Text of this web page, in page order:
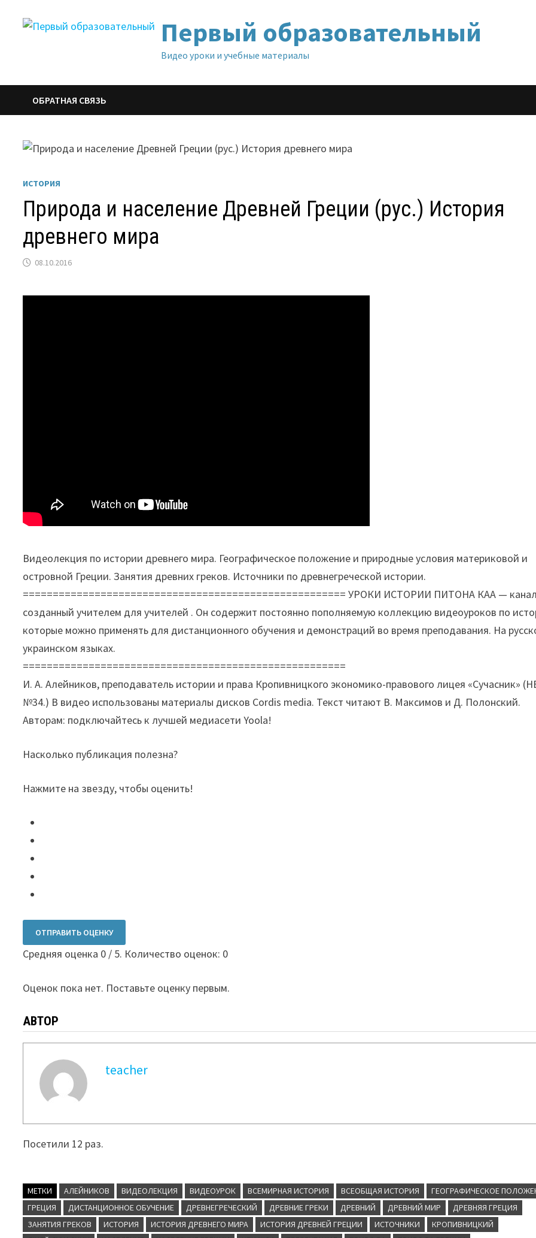
Первый образовательный
Видео уроки и учебные материалы
ОБРАТНАЯ СВЯЗЬ
ИСТОРИЯ
Природа и население Древней Греции (рус.) История
древнего мира
08.10.2016
Видеолекция по истории древнего мира. Географическое положение и природные условия материковой и
островной Греции. Занятия древних греков. Источники по древнегреческой истории.
====================================================== УРОКИ ИСТОРИИ ПИТОНА КАА —
созданный учителем для учителей . Он содержит постоянно пополняемую коллекцию видеоуроков по
которые можно применять для дистанционного обучения и демонстраций во время преподавания. На
украинском языках.
======================================================
И. А. Алейников, преподаватель истории и права Кропивницкого экономико-правового лицея «Сучасник»
№34.) В видео использованы материалы дисков Cordis media. Текст читают В. Максимов и Д. Полонский.
Авторам: подключайтесь к лучшей медиасети Yoola!
Насколько публикация полезна?
Нажмите на звезду, чтобы оценить!
ОТПРАВИТЬ ОЦЕНКУ
Средняя оценка 0 / 5. Количество оценок: 0
Оценок пока нет. Поставьте оценку первым.
АВТОР
teacher
Посетили 12 раз.
МЕТКИ АЛЕЙНИКОВ ВИДЕОЛЕКЦИЯ ВИДЕОУРОК ВСЕМИРНАЯ ИСТОРИЯ ВСЕОБЩАЯ ИСТОРИЯ
ГЕОГРАФИЧЕСКОЕ
ГРЕЦИЯ
ДИСТАНЦИОННОЕ ОБУЧЕНИЕ ДРЕВНЕГРЕЧЕСКИЙ ДРЕВНИЕ ГРЕКИ ДРЕВНИЙ ДРЕВНИЙ МИР
ДРЕВНЯЯ ГРЕЦИЯ
ЗАНЯТИЯ ГРЕКОВ
ИСТОРИЯ ИСТОРИЯ ДРЕВНЕГО МИРА ИСТОРИЯ ДРЕВНЕЙ ГРЕЦИИ ИСТОЧНИКИ
КРОПИВНИЦКИЙ